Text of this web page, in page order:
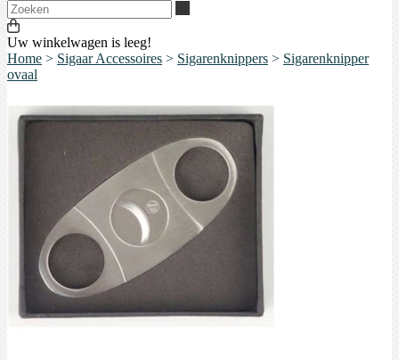
Uw winkelwagen is leeg!
Home > Sigaar Accessoires > Sigarenknippers > Sigarenknipper
ovaal